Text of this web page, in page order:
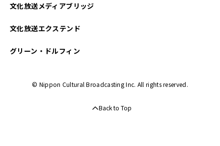
文化放送メディアブリッジ
文化放送エクステンド
グリーン・ドルフィン
© Nippon Cultural Broadcasting Inc. All rights reserved.
Back to Top